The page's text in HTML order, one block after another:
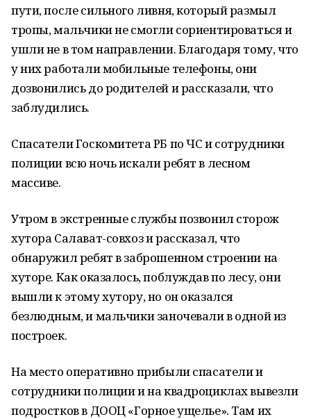
пути, после сильного ливня, который размыл
тропы, мальчики не смогли сориентироваться и
ушли не в том направлении. Благодаря тому, что
у них работали мобильные телефоны, они
дозвонились до родителей и рассказали, что
заблудились.
Спасатели Госкомитета РБ по ЧС и сотрудники
полиции всю ночь искали ребят в лесном
массиве.
Утром в экстренные службы позвонил сторож
хутора Салават-совхоз и рассказал, что
обнаружил ребят в заброшенном строении на
хуторе. Как оказалось, поблуждав по лесу, они
вышли к этому хутору, но он оказался
безлюдным, и мальчики заночевали в одной из
построек.
На место оперативно прибыли спасатели и
сотрудники полиции и на квадроциклах вывезли
подростков в ДООЦ «Горное ущелье». Там их